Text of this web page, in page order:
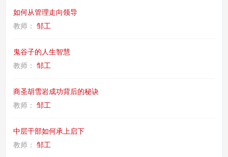
如何从管理走向领导
教师： 邹工
鬼谷子的人生智慧
教师： 邹工
商圣胡雪岩成功背后的秘诀
教师： 邹工
中层干部如何承上启下
教师： 邹工